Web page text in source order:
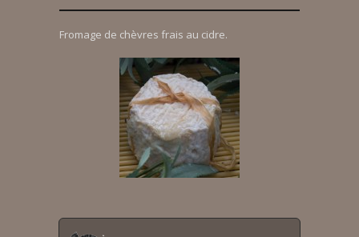
Fromage de chèvres frais au cidre.